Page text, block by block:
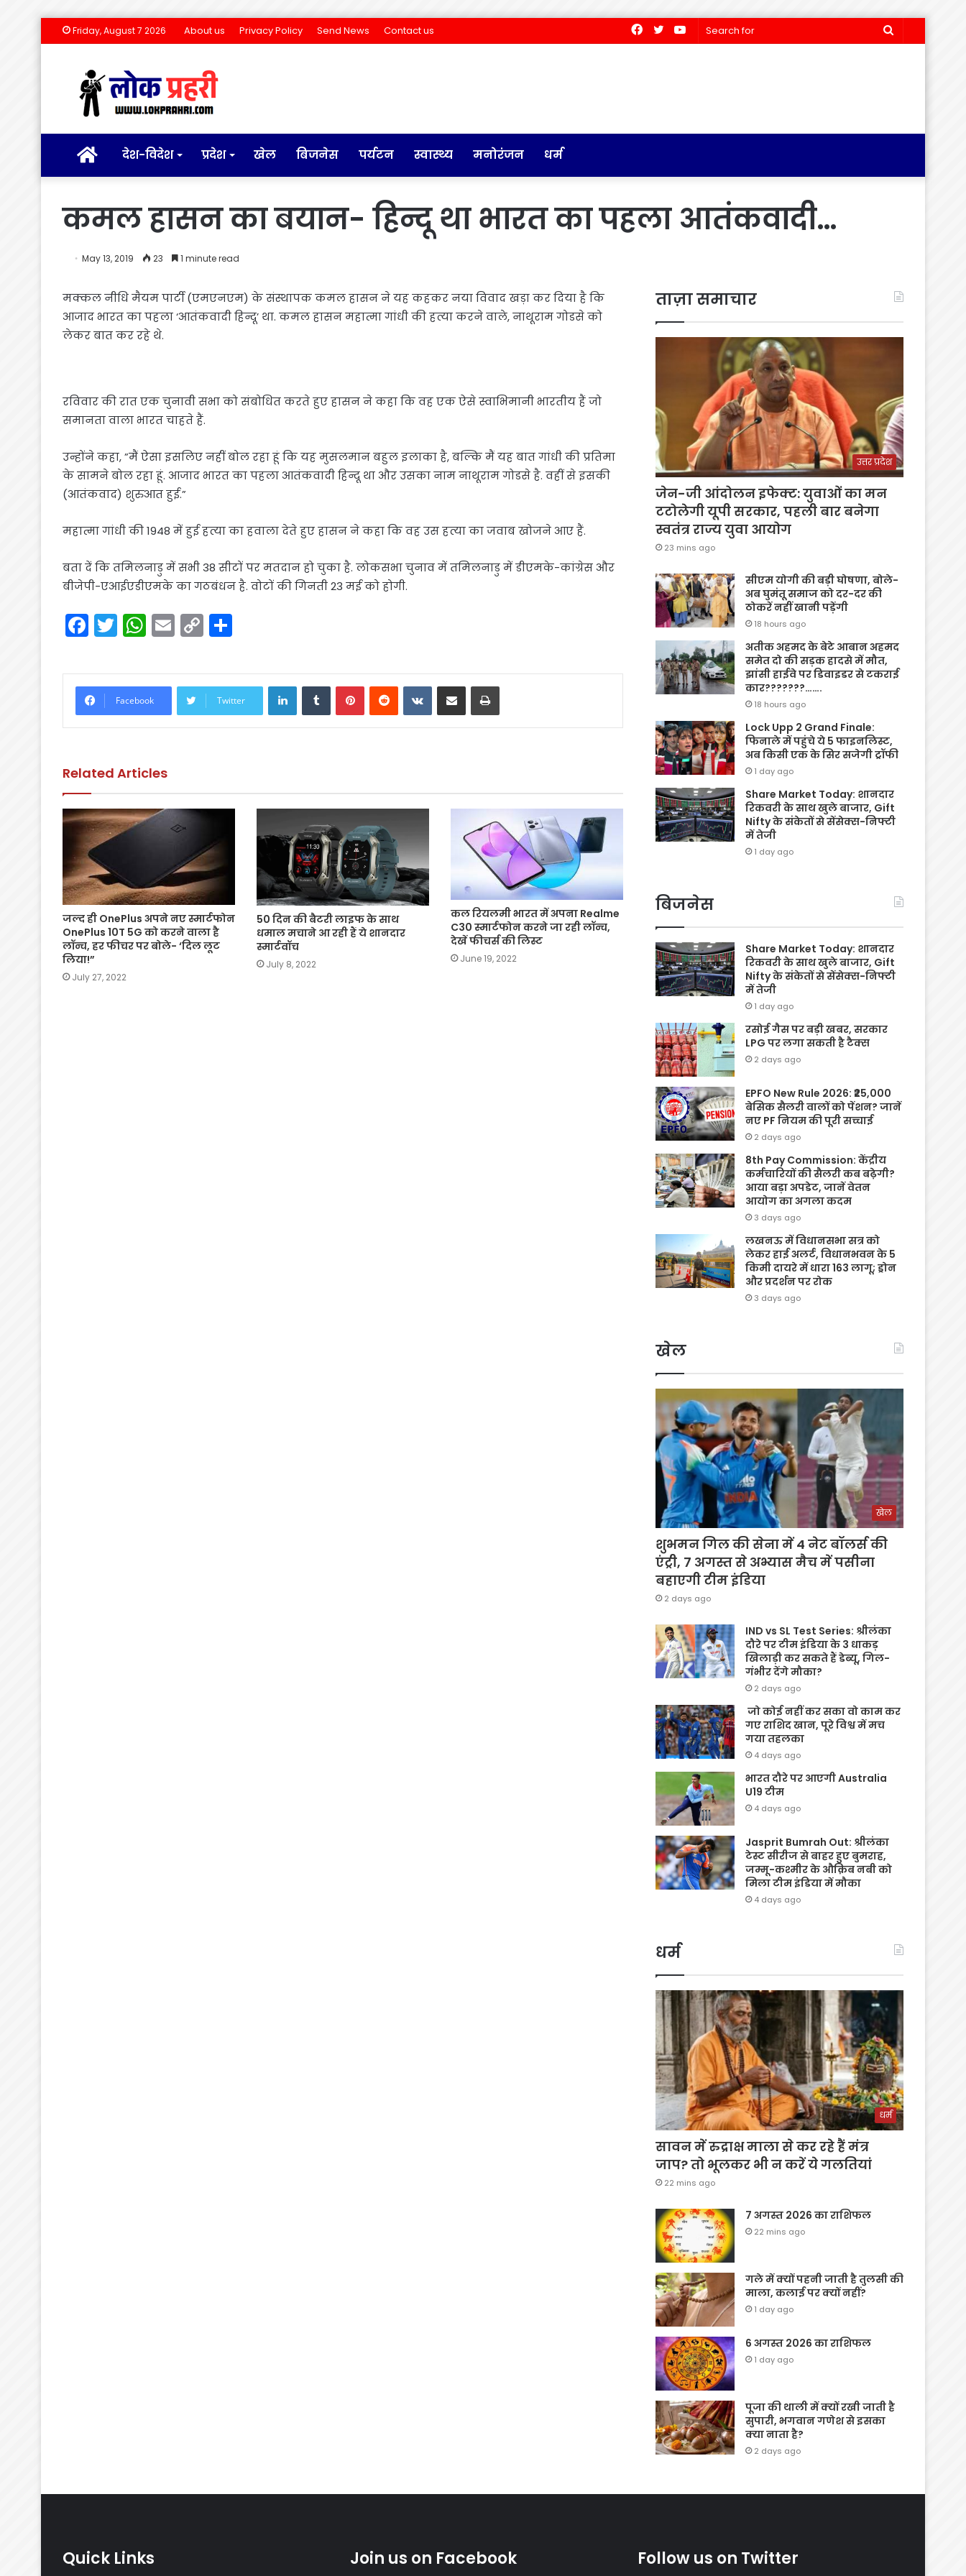
Friday, August 7 2026 About us Privacy Policy Send News Contact us
Search
YouTube
Twitter
Facebook
होम देश-विदेश प्रदेश खेल बिजनेस पर्यटन स्वास्थ्य मनोरंजन धर्म
कमल हासन का बयान- हिन्दू था भारत का पहला आतंकवादी…
May 13, 2019 23 1 minute read
मक्कल नीधि मैयम पार्टी (एमएनएम) के संस्थापक कमल हासन ने यह कहकर नया विवाद खड़ा कर दिया है कि
आजाद भारत का पहला ‘आतंकवादी हिन्दू’ था. कमल हासन महात्मा गांधी की हत्या करने वाले, नाथूराम गोडसे को
लेकर बात कर रहे थे.
रविवार की रात एक चुनावी सभा को संबोधित करते हुए हासन ने कहा कि वह एक ऐसे स्वाभिमानी भारतीय हैं जो
समानता वाला भारत चाहते हैं.
उन्होंने कहा, ”मैं ऐसा इसलिए नहीं बोल रहा हूं कि यह मुसलमान बहुल इलाका है, बल्कि मैं यह बात गांधी की प्रतिमा
के सामने बोल रहा हूं. आजाद भारत का पहला आतंकवादी हिन्दू था और उसका नाम नाथूराम गोडसे है. वहीं से इसकी
(आतंकवाद) शुरुआत हुई.”
महात्मा गांधी की 1948 में हुई हत्या का हवाला देते हुए हासन ने कहा कि वह उस हत्या का जवाब खोजने आए हैं.
बता दें कि तमिलनाडु में सभी 38 सीटों पर मतदान हो चुका है. लोकसभा चुनाव में तमिलनाडु में डीएमके-कांग्रेस और
बीजेपी-एआईएडीएमके का गठबंधन है. वोटों की गिनती 23 मई को होगी.
F
a
c
e
b
o
k
T
w
itt
er
W
h
a
ts
A
p
E
m
ai
l
C
o
p
y
Li
ar
e
Facebook Twitter
LinkedInTumblrPinterestReddit VKontakte
Share via Email Print
Related Articles
जल्द ही OnePlus अपने नए स्मार्टफोन
OnePlus 10T 5G को करने वाला है
लॉन्च, हर फीचर पर बोले- ‘दिल लूट
लिया!”
July 27, 2022
50 दिन की बैटरी लाइफ के साथ
धमाल मचाने आ रही हैं ये शानदार
स्मार्टवॉच
July 8, 2022
कल रियलमी भारत में अपना Realme
C30 स्मार्टफोन करने जा रही लॉन्च,
देखें फीचर्स की लिस्ट
June 19, 2022
ताज़ा समाचार
उत्तर प्रदेश
जेन-जी आंदोलन इफेक्ट: युवाओं का मन
टटोलेगी यूपी सरकार, पहली बार बनेगा
स्वतंत्र राज्य युवा आयोग
23 mins ago
सीएम योगी की बड़ी घोषणा, बोले-
अब घुमंतू समाज को दर-दर की
ठोकरें नहीं खानी पड़ेंगी
18 hours ago
अतीक अहमद के बेटे आबान अहमद
समेत दो की सड़क हादसे में मौत,
झांसी हाईवे पर डिवाइडर से टकराई
कार???????…….
18 hours ago
Lock Upp 2 Grand Finale:
फिनाले में पहुंचे ये 5 फाइनलिस्ट,
अब किसी एक के सिर सजेगी ट्रॉफी
1 day ago
Share Market Today: शानदार
रिकवरी के साथ खुले बाजार, Gift
Nifty के संकेतों से सेंसेक्स-निफ्टी
में तेजी
1 day ago
बिजनेस
Share Market Today: शानदार
रिकवरी के साथ खुले बाजार, Gift
Nifty के संकेतों से सेंसेक्स-निफ्टी
में तेजी
1 day ago
रसोई गैस पर बड़ी खबर, सरकार
LPG पर लगा सकती है टैक्स
2 days ago
EPFO New Rule 2026: ₹25,000
बेसिक सैलरी वालों को पेंशन? जानें
नए PF नियम की पूरी सच्चाई
2 days ago
8th Pay Commission: केंद्रीय
कर्मचारियों की सैलरी कब बढ़ेगी?
आया बड़ा अपडेट, जानें वेतन
आयोग का अगला कदम
3 days ago
लखनऊ में विधानसभा सत्र को
लेकर हाई अलर्ट, विधानभवन के 5
किमी दायरे में धारा 163 लागू; ड्रोन
और प्रदर्शन पर रोक
3 days ago
खेल
खेल
शुभमन गिल की सेना में 4 नेट बॉलर्स की
एंट्री, 7 अगस्त से अभ्यास मैच में पसीना
बहाएगी टीम इंडिया
2 days ago
IND vs SL Test Series: श्रीलंका
दौरे पर टीम इंडिया के 3 धाकड़
खिलाड़ी कर सकते हैं डेब्यू, गिल-
गंभीर देंगे मौका?
2 days ago
जो कोई नहीं कर सका वो काम कर
गए राशिद खान, पूरे विश्व में मच
गया तहलका
4 days ago
भारत दौरे पर आएगी Australia
U19 टीम
4 days ago
Jasprit Bumrah Out: श्रीलंका
टेस्ट सीरीज से बाहर हुए बुमराह,
जम्मू-कश्मीर के औक़िब नबी को
मिला टीम इंडिया में मौका
4 days ago
धर्म
धर्म
सावन में रुद्राक्ष माला से कर रहे हैं मंत्र
जाप? तो भूलकर भी न करें ये गलतियां
22 mins ago
7 अगस्त 2026 का राशिफल
22 mins ago
गले में क्यों पहनी जाती है तुलसी की
माला, कलाई पर क्यों नहीं?
1 day ago
6 अगस्त 2026 का राशिफल
1 day ago
पूजा की थाली में क्यों रखी जाती है
सुपारी, भगवान गणेश से इसका
क्या नाता है?
2 days ago
Quick Links Join us on Facebook Follow us on Twitter